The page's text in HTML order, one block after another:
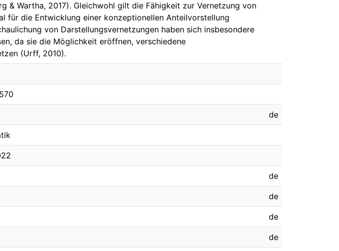
& Wartha, 2017). Gleichwohl gilt die Fähigkeit zur Vernetzung von
für die Entwicklung einer konzeptionellen Anteilvorstellung
von Darstellungsvernetzungen haben sich insbesondere
da sie die Möglichkeit eröffnen, verschiedene
(Urff, 2010).
de
de
de
de
de